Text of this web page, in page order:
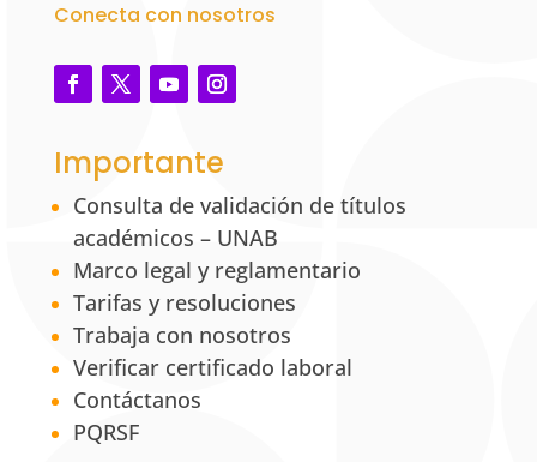
Conecta con nosotros
Importante
Consulta de validación de títulos
académicos – UNAB
Marco legal y reglamentario
Tarifas y resoluciones
Trabaja con nosotros
Verificar certificado laboral
Contáctanos
PQRSF